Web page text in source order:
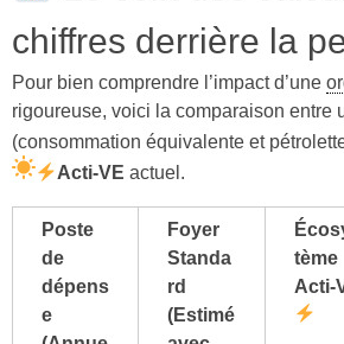
chiffres derrière la
Pour bien comprendre l’impact d’une
rigoureuse, voici la comparaison entre
(consommation équivalente et
Acti-VE actuel.
Poste
de
dépens
e
Foyer
Standa
rd
(Estimé
tème
Acti-